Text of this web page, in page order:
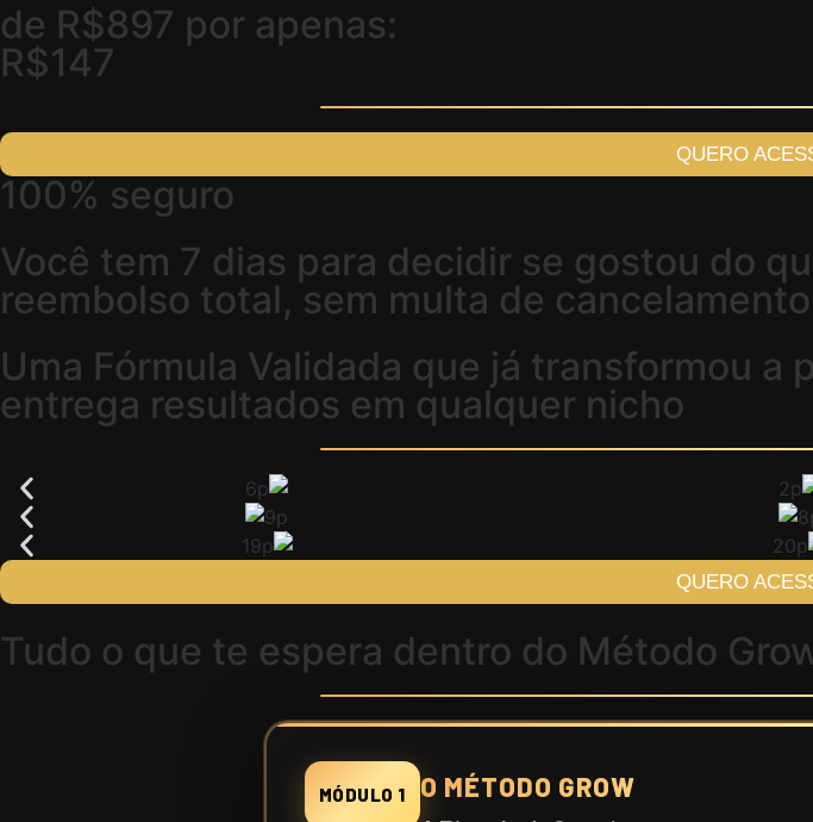
de R$897 por apenas:
R$147
QUERO
100% seguro
Você tem 7 dias para decidir se gostou do
reembolso total, sem multa de
Uma Fórmula Validada que já transformou a
entrega resultados em qualquer nicho
QUERO
Tudo o que te espera dentro do Método
MÓDULO 1 O MÉTODO GROW